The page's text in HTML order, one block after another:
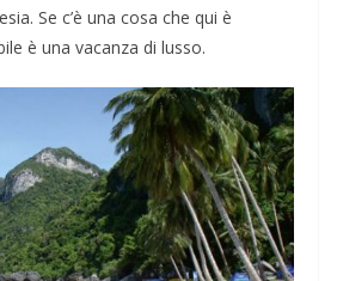
Se c’è una cosa che qui è
è una vacanza di lusso.